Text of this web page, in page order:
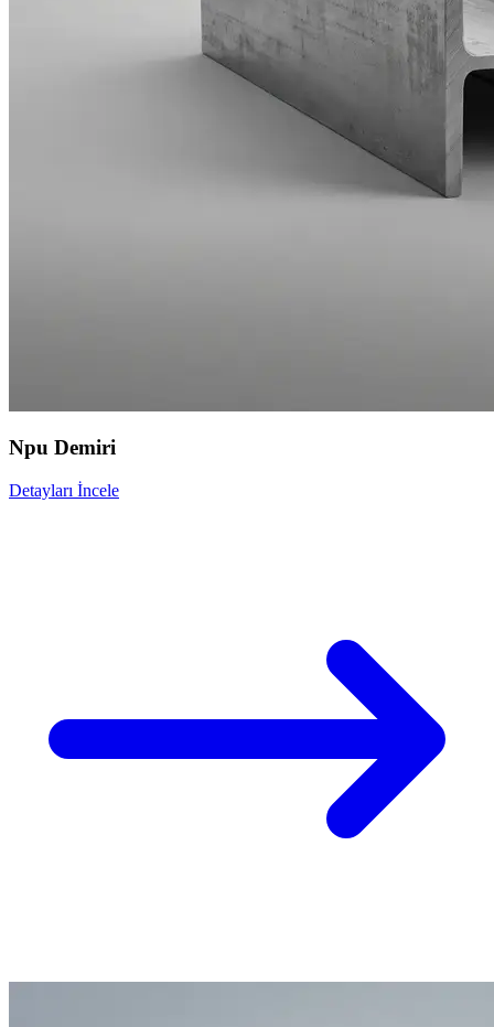
Npu Demiri
Detayları İncele